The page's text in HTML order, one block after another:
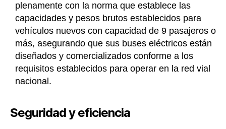
plenamente con la norma que establece las
capacidades y pesos brutos establecidos para
vehículos nuevos con capacidad de 9 pasajeros o
más, asegurando que sus buses eléctricos están
diseñados y comercializados conforme a los
requisitos establecidos para operar en la red vial
nacional.
Seguridad y eficiencia